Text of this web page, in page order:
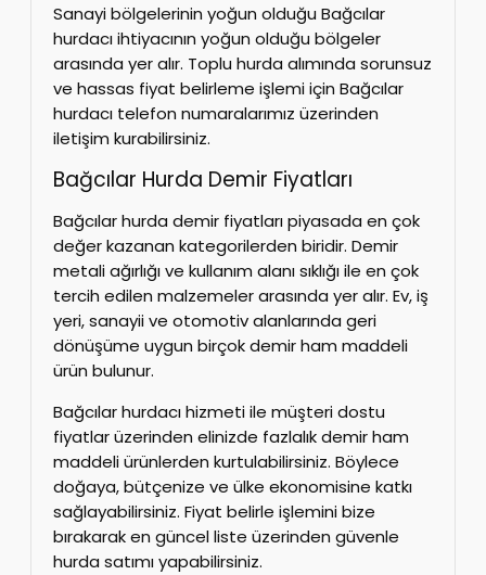
Sanayi bölgelerinin yoğun olduğu Bağcılar
hurdacı ihtiyacının yoğun olduğu bölgeler
arasında yer alır. Toplu hurda alımında sorunsuz
ve hassas fiyat belirleme işlemi için Bağcılar
hurdacı telefon numaralarımız üzerinden
iletişim kurabilirsiniz.
Bağcılar Hurda Demir Fiyatları
Bağcılar hurda demir fiyatları piyasada en çok
değer kazanan kategorilerden biridir. Demir
metali ağırlığı ve kullanım alanı sıklığı ile en çok
tercih edilen malzemeler arasında yer alır. Ev, iş
yeri, sanayii ve otomotiv alanlarında geri
dönüşüme uygun birçok demir ham maddeli
ürün bulunur.
Bağcılar hurdacı hizmeti ile müşteri dostu
fiyatlar üzerinden elinizde fazlalık demir ham
maddeli ürünlerden kurtulabilirsiniz. Böylece
doğaya, bütçenize ve ülke ekonomisine katkı
sağlayabilirsiniz. Fiyat belirle işlemini bize
bırakarak en güncel liste üzerinden güvenle
hurda satımı yapabilirsiniz.